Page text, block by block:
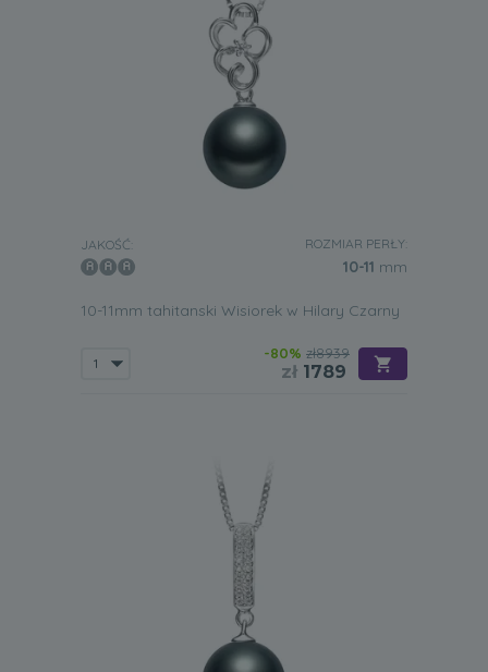
JAKOŚĆ: ROZMIAR PERŁY:
10-11 mm
10-11mm tahitanski Wisiorek w Hilary Czarny
-80% zł8939
zł 1789